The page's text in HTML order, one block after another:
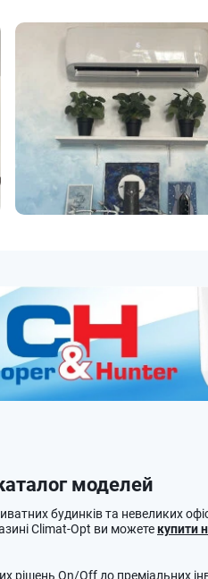
моделей
будинків та невеликих
Climat-Opt ви можетекупити
On/Off до преміальних